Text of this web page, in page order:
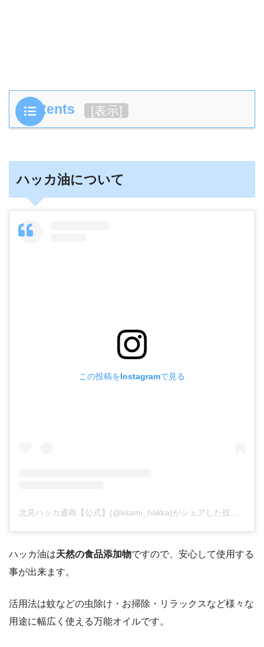
Contents [表示]
ハッカ油について
この投稿をInstagramで見る
ハッカ油は天然の食品添加物ですので、安心して使用する
事が出来ます。
活用法は蚊などの虫除け・お掃除・リラックスなど様々な
用途に幅広く使える万能オイルです。